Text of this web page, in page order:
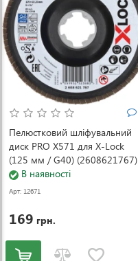
Пелюстковий шліфувальний
диск PRO X571 для X-Lock
(125 мм / G40) (2608621767)
В наявності
Арт: 12671
169 грн.